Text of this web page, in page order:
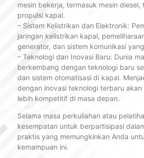
mesin bekerja, termasuk mesin diesel,
propulsi kapal.
– Sistem Kelistrikan dan Elektronik:
jaringan kelistrikan kapal,
generator, dan sistem komunikasi
– Teknologi dan Inovasi Baru: Dunia
berkembang dengan teknologi baru
dan sistem otomatisasi di kapal.
dengan inovasi teknologi terbaru akan
lebih kompetitif di masa depan.
Selama masa perkuliahan atau
kesempatan untuk berpartisipasi
praktis yang memungkinkan Anda
kemampuan ini.